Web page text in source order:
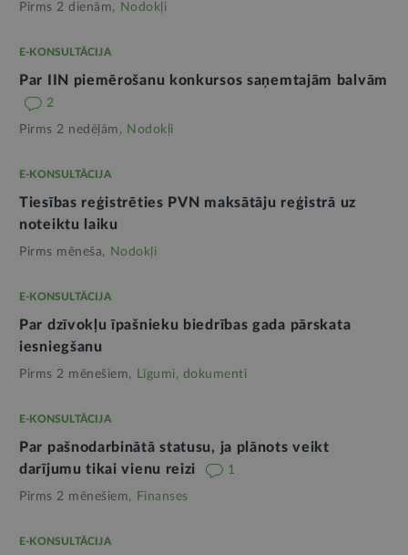
Pirms 2 dienām, Nodokļi
E-KONSULTĀCIJA
Par IIN piemērošanu konkursos saņemtajām balvām
2
Pirms 2 nedēļām, Nodokļi
E-KONSULTĀCIJA
Tiesības reģistrēties PVN maksātāju reģistrā uz
noteiktu laiku
Pirms mēneša, Nodokļi
E-KONSULTĀCIJA
Par dzīvokļu īpašnieku biedrības gada pārskata
iesniegšanu
Pirms 2 mēnešiem, Līgumi, dokumenti
E-KONSULTĀCIJA
Par pašnodarbinātā statusu, ja plānots veikt
darījumu tikai vienu reizi
1
Pirms 2 mēnešiem, Finanses
E-KONSULTĀCIJA